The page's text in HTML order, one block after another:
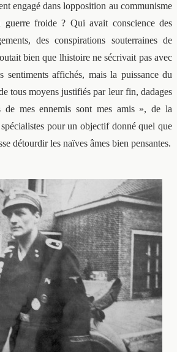
engagé dans lopposition au communisme
guerre froide ? Qui avait conscience des
des conspirations souterraines de
bien que lhistoire ne sécrivait pas avec
sentiments affichés, mais la puissance du
tous moyens justifiés par leur fin, dadages
de mes ennemis sont mes amis », de la
pour un objectif donné quel que
détourdir les naïves âmes bien pensantes.